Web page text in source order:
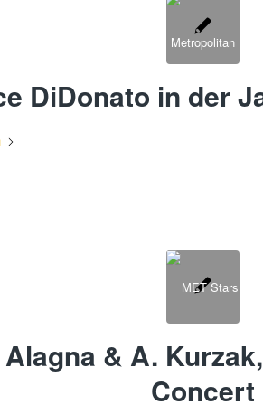
DiDonato in der
Alagna & A.
Concert